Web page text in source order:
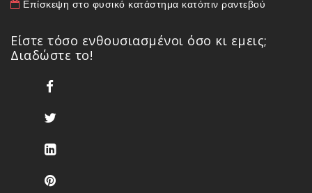
Επίσκεψη στο φυσικό κατάστημα κατόπιν ραντεβού
Είστε τόσο ενθουσιασμένοι όσο κι εμεις;
Διαδώστε το!